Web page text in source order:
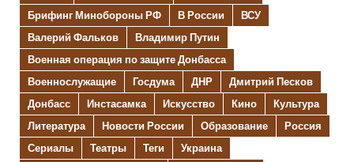
Брифинг Минобороны РФ
В России
ВСУ
Валерий Фальков
Владимир Путин
Военная операция по защите Донбасса
Военнослужащие
Госдума ДНР
Дмитрий Песков
Донбасс
Инстасамка Искусство Кино
Культура
Литература
Новости России Образование
Россия
Сериалы
Театры Теги
Украина